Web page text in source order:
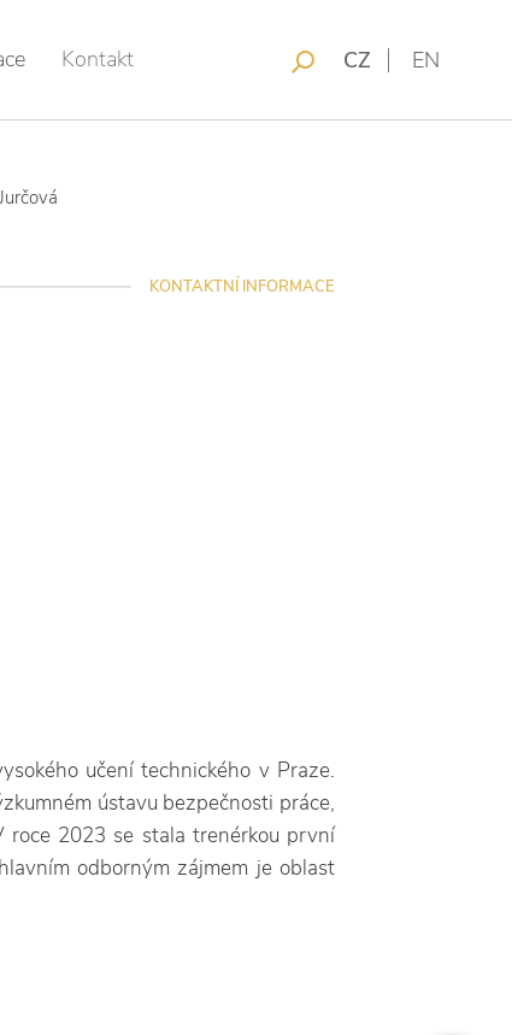
Kontakt CZ EN
KONTAKTNÍ INFORMACE
učení technického v Praze.
ústavu bezpečnosti práce,
roce 2023 se stala trenérkou první
odborným zájmem je oblast